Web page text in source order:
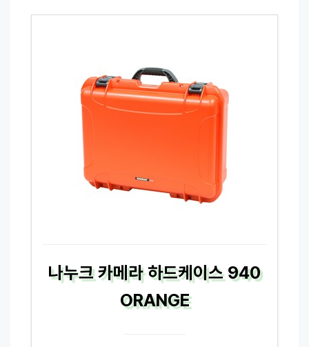
나누크 카메라 하드케이스 940
ORANGE